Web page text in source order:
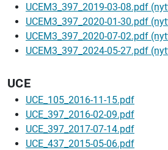
UCEM3_397_2019-03-08.pdf
UCEM3_397_2020-01-30.pdf
UCEM3_397_2020-07-02.pdf
UCEM3_397_2024-05-27.pdf
UCE
UCE_105_2016-11-15.pdf
UCE_397_2016-02-09.pdf
UCE_397_2017-07-14.pdf
UCE_437_2015-05-06.pdf